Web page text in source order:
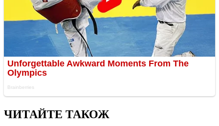
ЧИТАЙТЕ ТАКОЖ